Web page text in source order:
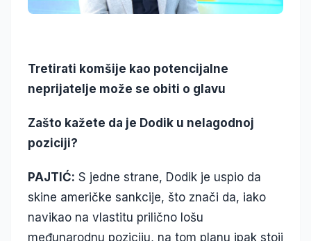
Tretirati komšije kao potencijalne
neprijatelje može se obiti o glavu
Zašto kažete da je Dodik u nelagodnoj
poziciji?
PAJTIĆ: S jedne strane, Dodik je uspio da
skine američke sankcije, što znači da, iako
navikao na vlastitu prilično lošu
međunarodnu poziciju, na tom planu ipak stoji